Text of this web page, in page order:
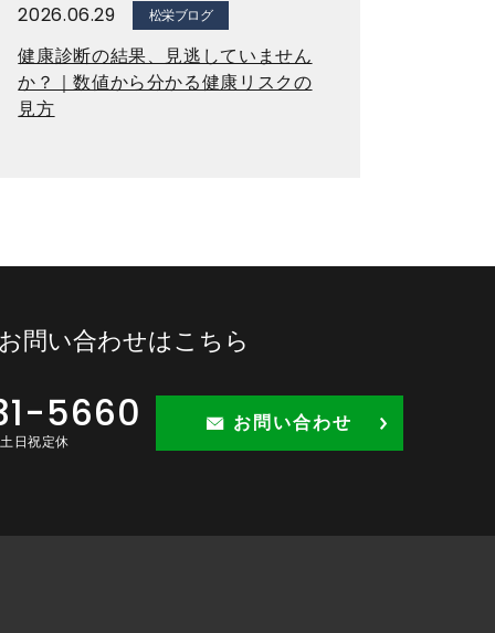
2026.06.29 松栄ブログ
健康診断の結果、見逃していません
か？｜数値から分かる健康リスクの
見方
問い合わせはこちら
5660
日祝定休
お問い合わせ